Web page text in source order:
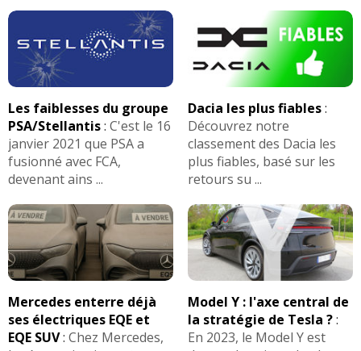
Les faiblesses du groupe
PSA/Stellantis: C'est le 16
janvier 2021 que PSA a
fusionné avec FCA,
devenant ains ...
Dacia les plus fiables:
Découvrez notre
classement des Dacia les
plus fiables, basé sur les
retours su ...
Mercedes enterre déjà
ses électriques EQE et
EQE SUV: Chez Mercedes,
Model Y : l'axe central de
la stratégie de Tesla ?:
En 2023, le Model Y est